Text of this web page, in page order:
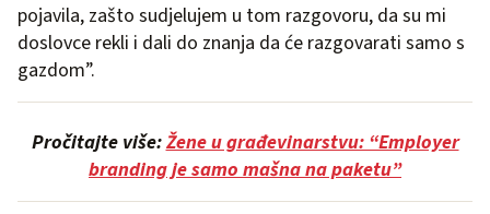
pojavila, zašto sudjelujem u tom razgovoru, da su mi
doslovce rekli i dali do znanja da će razgovarati samo s
gazdom”.
Pročitajte više:Žene u građevinarstvu: “Employer
branding je samo mašna na paketu”